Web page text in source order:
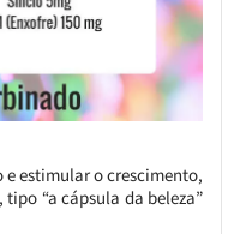
estimular o crescimento,
“a cápsula da beleza”